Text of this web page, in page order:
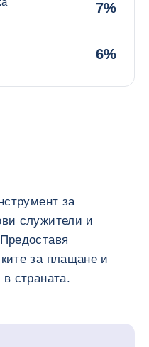
7%
6%
за
служители и
за плащане и
страната.